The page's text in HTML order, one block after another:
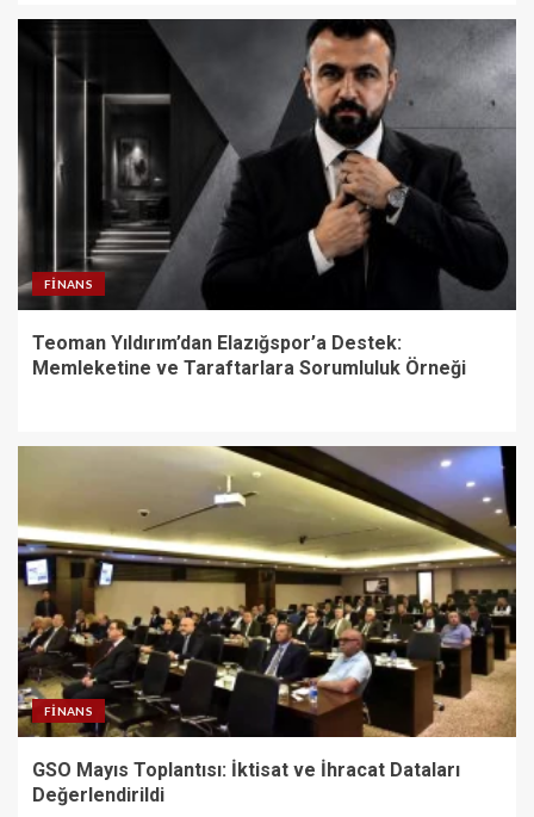
FINANS
Teoman Yıldırım’dan Elazığspor’a Destek:
Memleketine ve Taraftarlara Sorumluluk Örneği
FINANS
GSO Mayıs Toplantısı: İktisat ve İhracat Dataları
Değerlendirildi